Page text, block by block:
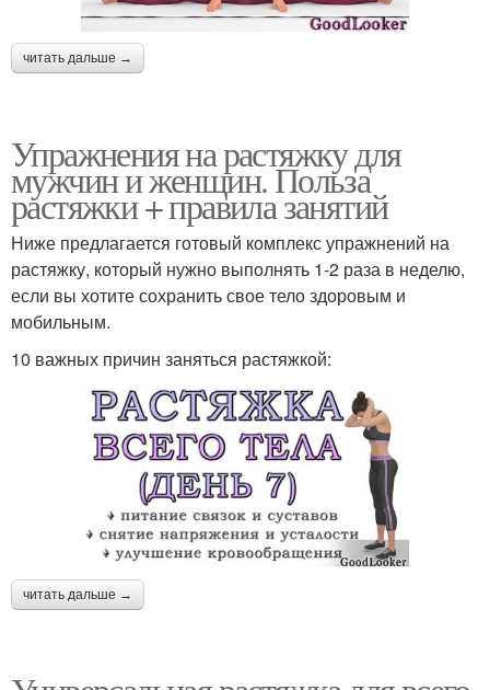
читать дальше →
Упражнения на растяжку для
мужчин и женщин. Польза
растяжки + правила занятий
Ниже предлагается готовый комплекс упражнений на
растяжку, который нужно выполнять 1-2 раза в неделю,
если вы хотите сохранить свое тело здоровым и
мобильным.
10 важных причин заняться растяжкой:
читать дальше →